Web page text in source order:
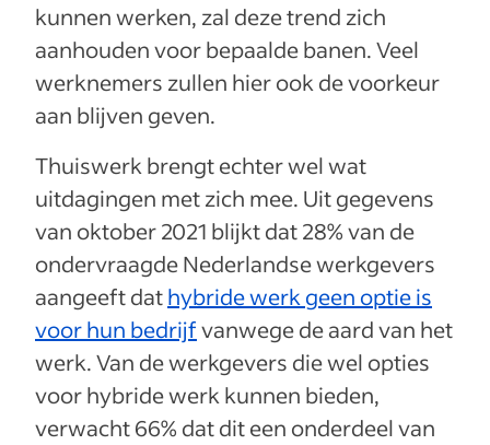
kunnen werken, zal deze trend zich
aanhouden voor bepaalde banen. Veel
werknemers zullen hier ook de voorkeur
aan blijven geven.
Thuiswerk brengt echter wel wat
uitdagingen met zich mee. Uit gegevens
van oktober 2021 blijkt dat 28% van de
ondervraagde Nederlandse werkgevers
aangeeft dathybride werk geen optie is
voor hun bedrijfvanwege de aard van het
werk. Van de werkgevers die wel opties
voor hybride werk kunnen bieden,
verwacht 66% dat dit een onderdeel van